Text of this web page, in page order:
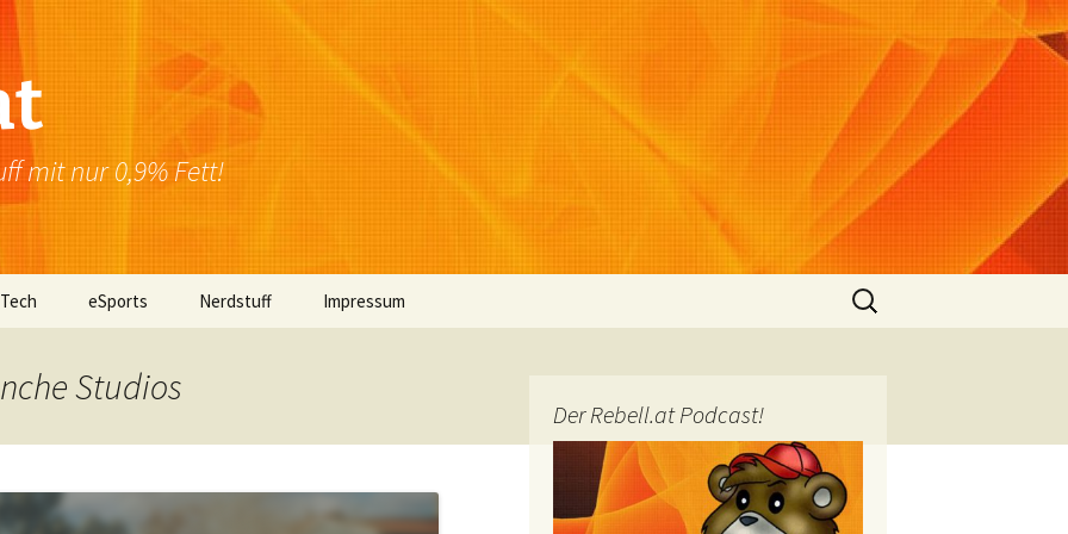
mit nur 0,9% Fett!
Browser
eSports Nerdstuff Impressum
Suchen
nach:
Studios
Der Rebell.at Podcast!